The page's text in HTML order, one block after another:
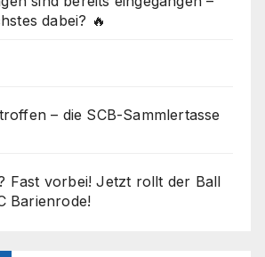
dabei? 🔥
– die SCB-Sammlertasse
Fast vorbei! Jetzt rollt der Ball
Barienrode!